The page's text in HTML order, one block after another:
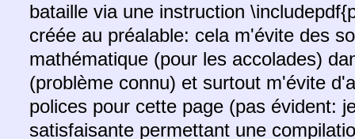
bataille via une instruction
créée au préalable: cela m'évite des
mathématique (pour les accolades)
(problème connu) et surtout m'évite
polices pour cette page (pas évident:
satisfaisante permettant une